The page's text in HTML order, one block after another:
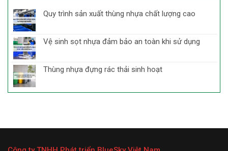
Quy trình sản xuất thùng nhựa chất lượng cao
Vệ sinh sọt nhựa đảm bảo an toàn khi sử dụng
Thùng nhựa đựng rác thải sinh hoạt